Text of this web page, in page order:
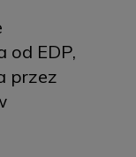
od EDP,
przez